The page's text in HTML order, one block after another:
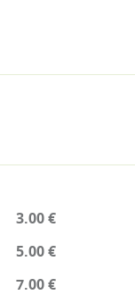
3.00 €
5.00 €
7.00 €